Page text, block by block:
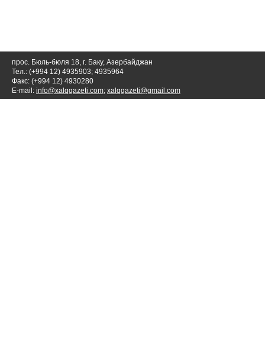
прос. Бюль-бюля 18, г. Баку, Азербайджан
Тел.: (+994 12) 4935903; 4935964
Факс: (+994 12) 4930280
E-mail: info@xalqqazeti.com; xalqqazeti@gmail.com